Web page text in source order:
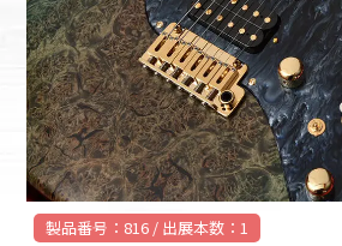
製品番号：816 / 出展本数：1